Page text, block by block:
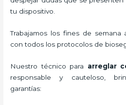
tu dispositivo.
Trabajamos los fines de semana
con todos los protocolos de
Nuestro técnico para arreglar
responsable y cauteloso,
garantías: